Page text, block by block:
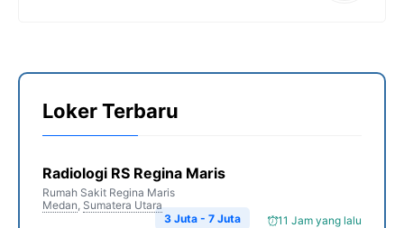
Loker Terbaru
Radiologi RS Regina Maris
Rumah Sakit Regina Maris
Medan, Sumatera Utara
11 Jam yang lalu
3 Juta - 7 Juta